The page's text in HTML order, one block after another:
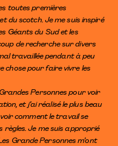
toutes premières
du scotch. Je me suis inspiré
Géants du Sud et les
de recherche sur divers
travaillée pendant à peu
chose pour faire vivre les
Personnes pour voir
et j’ai réalisé le plus beau
voir comment le travail se
règles. Je me suis approprié
Grande Personnes m’ont